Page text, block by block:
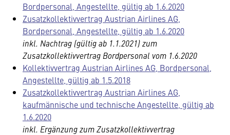
Bordpersonal, Angestellte, gültig ab 1.6.2020
Zusatzkollektivvertrag Austrian Airlines AG,
Bordpersonal, Angestellte, gültig ab 1.6.2020
inkl. Nachtrag (gültig ab 1.1.2021) zum
Zusatzkollektivvertrag Bordpersonal vom 1.6.2020
Kollektivvertrag Austrian Airlines AG, Bordpersonal,
Angestellte, gültig ab 1.5.2018
Zusatzkollektivvertrag Austrian Airlines AG,
kaufmännische und technische Angestellte, gültig ab
1.6.2020
inkl. Ergänzung zum Zusatzkollektivvertrag